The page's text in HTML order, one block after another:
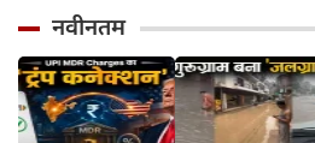
नवीनतम